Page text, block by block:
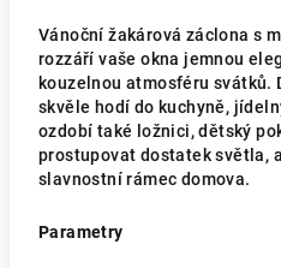
Vánoční žakárová záclona s
rozzáří vaše okna jemnou
kouzelnou atmosféru svátků.
skvěle hodí do kuchyně,
ozdobí také ložnici, dětský
prostupovat dostatek světla,
slavnostní rámec domova.
Parametry